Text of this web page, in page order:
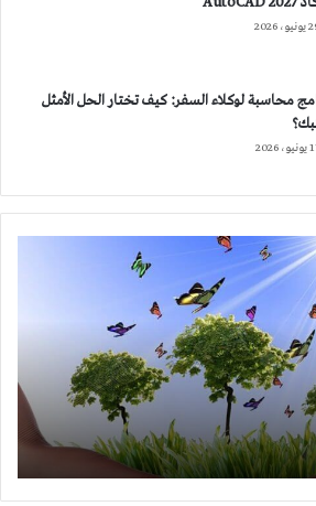
2026
محاسبة لوكلاء السفر: كيف تختار الحل الأمثل
2026